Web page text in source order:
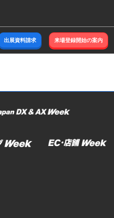
出展資料請求 来場登録開始の案内